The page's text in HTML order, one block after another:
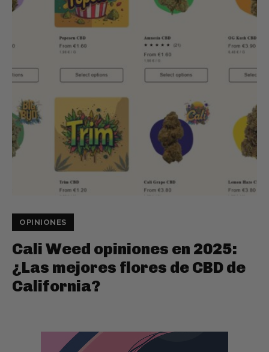
OPINIONES
Cali Weed opiniones en 2025:
¿Las mejores flores de CBD de
California?